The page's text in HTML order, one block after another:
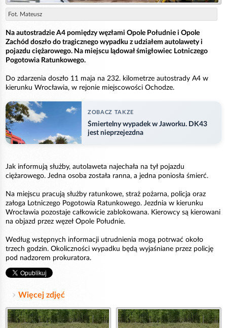
Fot. Mateusz
Na autostradzie A4 pomiędzy węzłami Opole Południe i Opole
Zachód doszło do tragicznego wypadku z udziałem autolawety i
pojazdu ciężarowego. Na miejscu lądował śmigłowiec Lotniczego
Pogotowia Ratunkowego.
Do zdarzenia doszło 11 maja na 232. kilometrze autostrady A4 w
kierunku Wrocławia, w rejonie miejscowości Ochodze.
ZOBACZ TAKZE
Śmiertelny wypadek w Jaworku. DK43
jest nieprzejezdna
Jak informują służby, autolaweta najechała na tył pojazdu
ciężarowego. Jedna osoba została ranna, a jedna poniosła śmierć.
Na miejscu pracują służby ratunkowe, straż pożarna, policja oraz
załoga Lotniczego Pogotowia Ratunkowego. Jezdnia w kierunku
Wrocławia pozostaje całkowicie zablokowana. Kierowcy są kierowani
na objazd przez węzeł Opole Południe.
Według wstępnych informacji utrudnienia mogą potrwać około
trzech godzin. Okoliczności wypadku będą wyjaśniane przez policję
pod nadzorem prokuratora.
Więcej zdjęć